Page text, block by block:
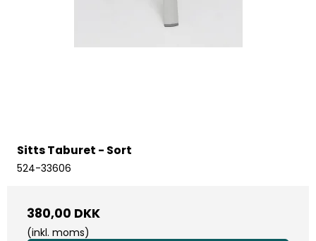
Sitts Taburet - Sort
524-33606
380,00 DKK
(inkl. moms)